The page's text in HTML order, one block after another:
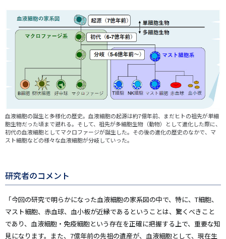
像
血液細胞の誕生と多様化の歴史。血液細胞の起源は約7億年前、まだヒトの祖先が単細
胞生物だった頃まで遡れる。そして、祖先が多細胞生物（動物）として進化した際に、
初代の血液細胞としてマクロファージが誕生した。その後の進化の歴史のなかで、マ
スト細胞などの様々な血液細胞が分岐していった。
研究者のコメント
「今回の研究で明らかになった血液細胞の家系図の中で、特に、T細胞、
マスト細胞、赤血球、血小板が近縁であるということは、驚くべきこと
であり、血液細胞・免疫細胞という存在を正確に把握する上で、重要な知
見になります。また、7億年前の先祖の遺産が、血液細胞として、現在生